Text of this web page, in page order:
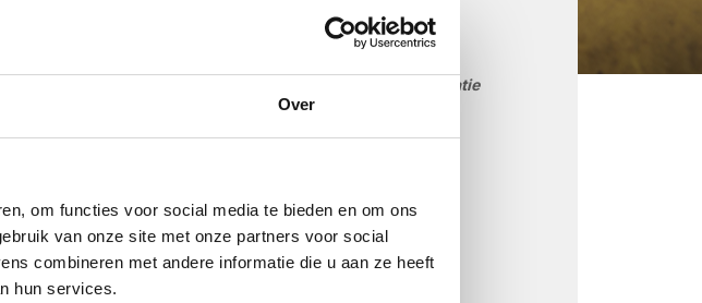
Over
om functies voor social media te bieden en om ons
van onze site met onze partners voor social
combineren met andere informatie die u aan ze heeft
hun services.
's-Gravenzande?
voor een
aan. Vul je
en je e-
Waarom kiezen voor
Betonmortel.net
Goedkoop beton storten op locatie
Prijs op basis van uw postcode
Regelmatig nieuwe prijzen